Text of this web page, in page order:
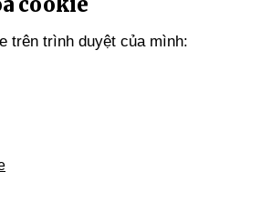
trên trình duyệt của mình: